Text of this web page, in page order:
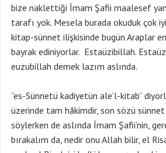
bize naklettiği İmam Şafii maalesef
tarafı yok. Mesela burada okuduk çok
kitap-sünnet ilişkisinde bugün Araplar
bayrak ediniyorlar. Estaüzibillah.
euzubillah demek lazım aslında.
”es-Sünnetü kadiyetün ale’l-kitab”
üzerinde tam hâkimdir, son sözü
söylerken de aslında İmam Şafii’nin,
bırakalım da, nedir onu Allah bilir, el